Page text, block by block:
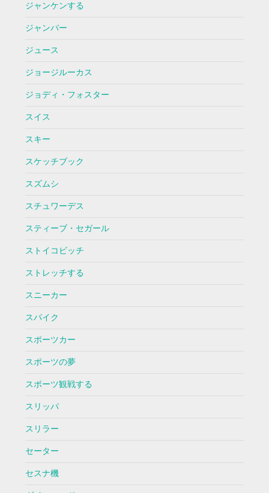
ジャンケンする
ジャンバー
ジュース
ジョージルーカス
ジョディ・フォスター
スイス
スキー
スケッチブック
スズムシ
スチュワーデス
スティーブ・セガール
ストイコビッチ
ストレッチする
スニーカー
スパイク
スポーツカー
スポーツの夢
スポーツ観戦する
スリッパ
スリラー
セーター
セスナ機